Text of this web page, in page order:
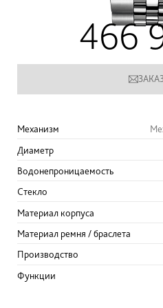
466
Механизм
Диаметр
Водонепроницаемость
Стекло
Материал корпуса
Материал ремня / браслета
Производство
Функции